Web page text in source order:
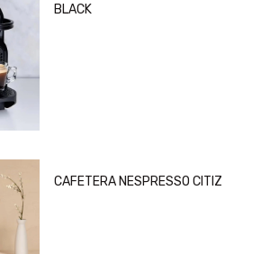
BLACK
CAFETERA NESPRESSO CITIZ